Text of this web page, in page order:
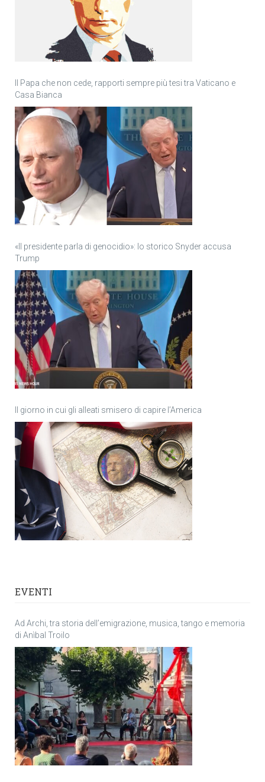
Il Papa che non cede, rapporti sempre più tesi tra Vaticano e
Casa Bianca
«Il presidente parla di genocidio»: lo storico Snyder accusa
Trump
Il giorno in cui gli alleati smisero di capire l’America
EVENTI
Ad Archi, tra storia dell’emigrazione, musica, tango e memoria
di Anìbal Troilo